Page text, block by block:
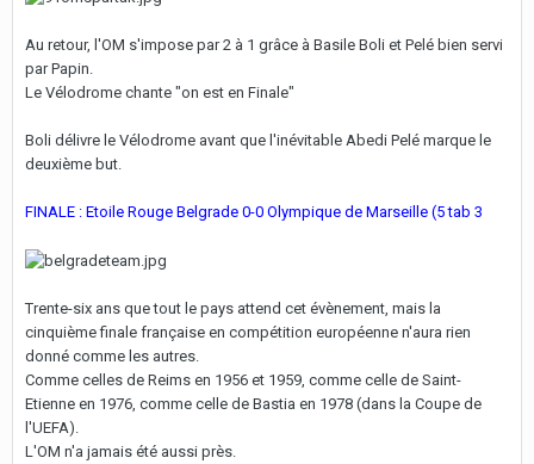
Au retour, l'OM s'impose par 2 à 1 grâce à Basile Boli et Pelé bien servi
par Papin.
Le Vélodrome chante "on est en Finale"
Boli délivre le Vélodrome avant que l'inévitable Abedi Pelé marque le
deuxième but.
FINALE : Etoile Rouge Belgrade 0-0 Olympique de Marseille (5 tab 3
Trente-six ans que tout le pays attend cet évènement, mais la
cinquième finale française en compétition européenne n'aura rien
donné comme les autres.
Comme celles de Reims en 1956 et 1959, comme celle de Saint-
Etienne en 1976, comme celle de Bastia en 1978 (dans la Coupe de
l'UEFA).
L'OM n'a jamais été aussi près.